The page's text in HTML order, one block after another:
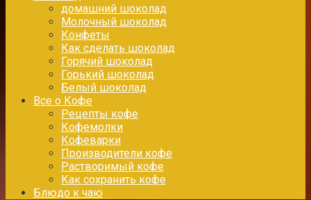
домашний шоколад
Молочный шоколад
Конфеты
Как сделать шоколад
Горячий шоколад
Горький шоколад
Белый шоколад
Все о Кофе
Рецепты кофе
Кофемолки
Кофеварки
Производители кофе
Растворимый кофе
Как сохранить кофе
Блюдо к чаю